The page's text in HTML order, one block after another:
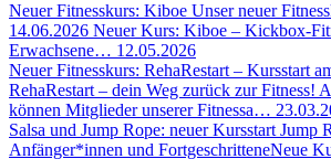
Neuer Fitnesskurs: Kiboe Unser neuer
14.06.2026 Neuer Kurs: Kiboe – Kickbox-
Erwachsene… 12.05.2026
Neuer Fitnesskurs: RehaRestart – Kursstart
RehaRestart – dein Weg zurück zur Fitness!
können Mitglieder unserer Fitnessa…
Salsa und Jump Rope: neuer Kursstart Jump
Anfänger*innen und FortgeschritteneNeue